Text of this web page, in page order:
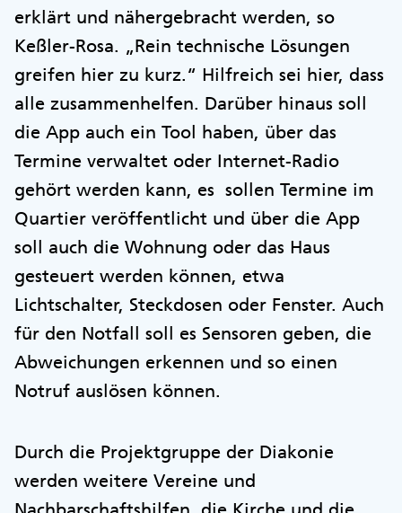
erklärt und nähergebracht werden, so
Keßler-Rosa. „Rein technische Lösungen
greifen hier zu kurz.“ Hilfreich sei hier, dass
alle zusammenhelfen. Darüber hinaus soll
die App auch ein Tool haben, über das
Termine verwaltet oder Internet-Radio
gehört werden kann, es sollen Termine im
Quartier veröffentlicht und über die App
soll auch die Wohnung oder das Haus
gesteuert werden können, etwa
Lichtschalter, Steckdosen oder Fenster. Auch
für den Notfall soll es Sensoren geben, die
Abweichungen erkennen und so einen
Notruf auslösen können.
Durch die Projektgruppe der Diakonie
werden weitere Vereine und